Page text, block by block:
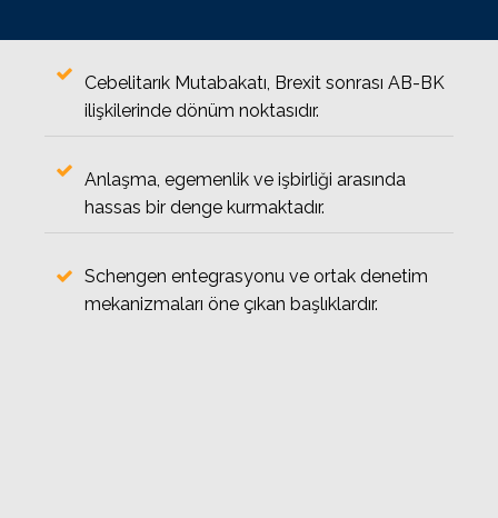
Cebelitarık Mutabakatı, Brexit sonrası AB-BK
ilişkilerinde dönüm noktasıdır.
Anlaşma, egemenlik ve işbirliği arasında
hassas bir denge kurmaktadır.
Schengen entegrasyonu ve ortak denetim
mekanizmaları öne çıkan başlıklardır.